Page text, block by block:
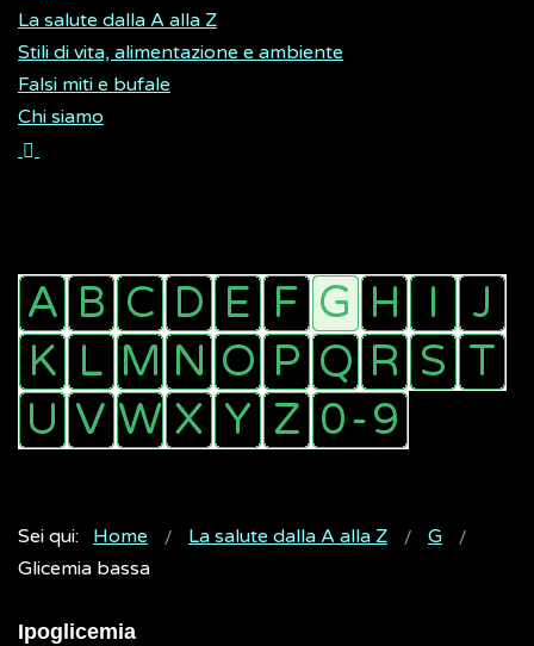
La salute dalla A alla Z
Stili di vita, alimentazione e ambiente
Falsi miti e bufale
Chi siamo
Sei qui: Home La salute dalla A alla Z
G
Glicemia bassa
Ipoglicemia